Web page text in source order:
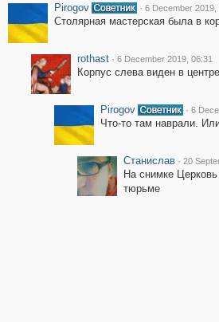
Pirogov · 6 December 2019,
Столярная мастерская была в
rothast · 6 December 2019, 06:31
Корпус слева виден в
Pirogov · 6
Что-то там наврали.
Станислав · 20
На снимке
тюрьме